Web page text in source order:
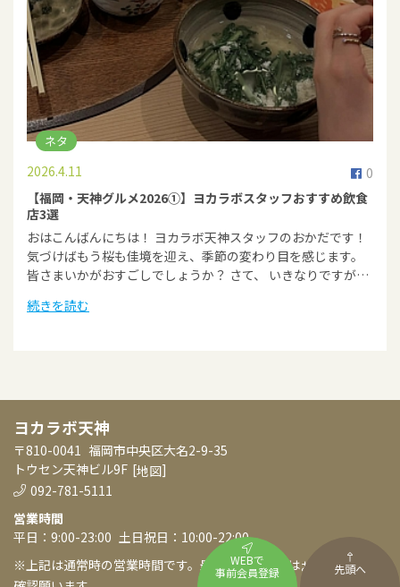
ネタ
0
2026.4.11
【福岡・天神グルメ2026①】ヨカラボスタッフおすすめ飲食
店3選
おはこんばんにちは！ ヨカラボ天神スタッフのおかだです！
気づけばもう桜も佳境を迎え、季節の変わり目を感じます。
皆さまいかがおすごしでしょうか？ さて、 いきなりですが…
続きを読む
ヨカラボ天神
〒810-0041 福岡市中央区大名2-9-35
トウセン天神ビル9F [地図]
092-781-5111
営業時間
平日：9:00-23:00 土日祝日：10:00-22:00
※上記は通常時の営業時間です。最新の営業状況はお知らせをご
WEBで
事前会員登録
先頭へ